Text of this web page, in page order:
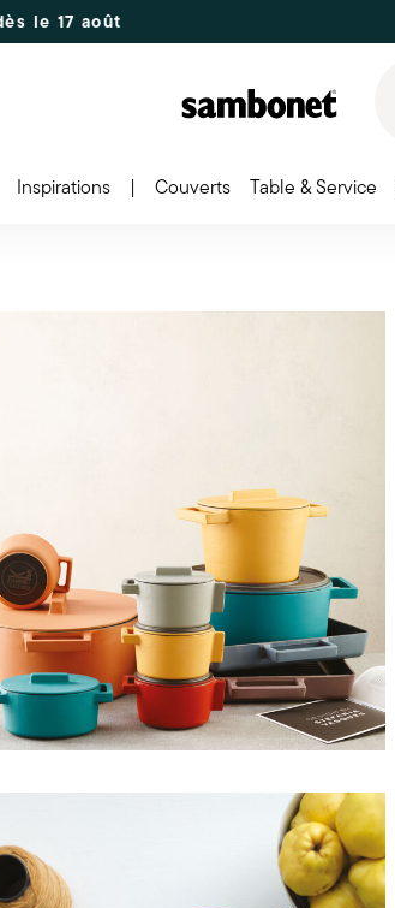
août
Inspirations | Couverts Table & Service